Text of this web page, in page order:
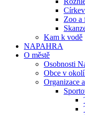
Zoo a
Kam k vodě
NAPAHRA
O městě
Osobnosti
Obce v
Organizace